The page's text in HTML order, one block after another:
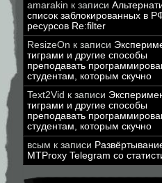
amarakin к записи
список заблокированных в
ресурсов Re:filter
ResizeOn к записи
тиграми и другие способы
преподавать
студентам, которым скучно
Text2Vid к записи
тиграми и другие способы
преподавать
студентам, которым скучно
всым к записи
MTProxy Telegram со